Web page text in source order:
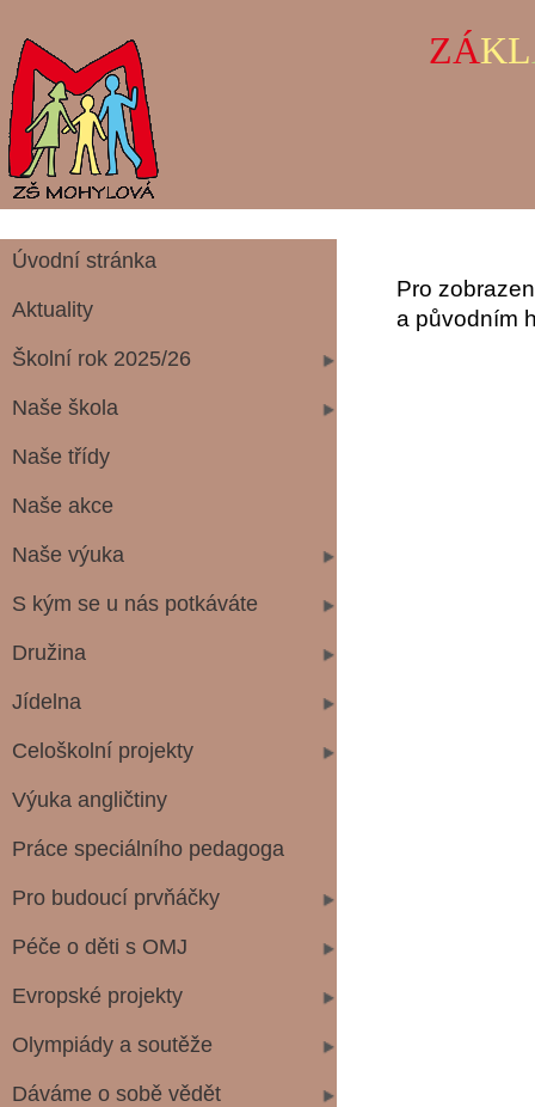
ZÁKL
Úvodní stránka
Aktuality
Školní rok 2025/26
Naše škola
Naše třídy
Naše akce
Naše výuka
S kým se u nás potkáváte
Družina
Jídelna
Celoškolní projekty
Výuka angličtiny
Práce speciálního pedagoga
Pro budoucí prvňáčky
Péče o děti s OMJ
Evropské projekty
Olympiády a soutěže
Dáváme o sobě vědět
Pro
a původním